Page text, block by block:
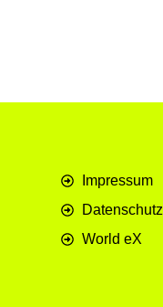
Impressum
Datenschutz
World eX